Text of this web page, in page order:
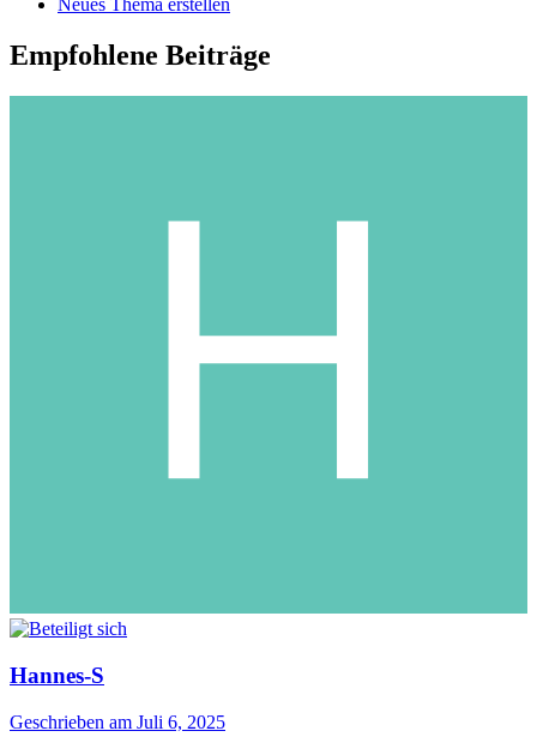
Neues Thema erstellen
Empfohlene Beiträge
Hannes-S
Geschrieben am Juli 6, 2025